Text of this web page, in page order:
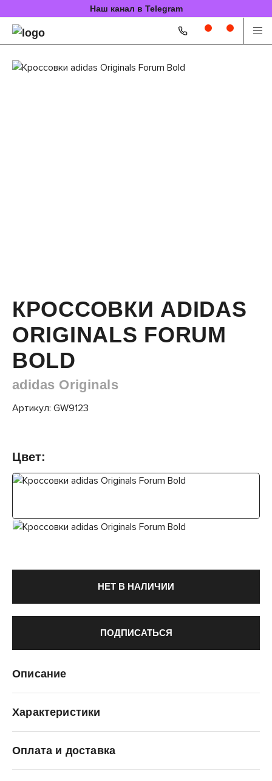
Наш канал в Telegram
КРОССОВКИ ADIDAS
ORIGINALS FORUM
BOLD
adidas Originals
Артикул: GW9123
Цвет:
НЕТ В НАЛИЧИИ
ПОДПИСАТЬСЯ
Описание
Характеристики
Оплата и доставка